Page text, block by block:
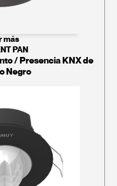
más
PAN
/ Presencia KNX de
Negro